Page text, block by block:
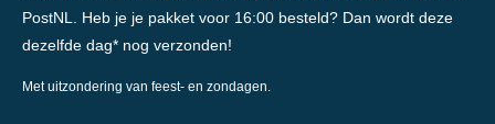
PostNL. Heb je je pakket voor 16:00 besteld? Dan wordt deze
dezelfde dag* nog verzonden!
Met uitzondering van feest- en zondagen.